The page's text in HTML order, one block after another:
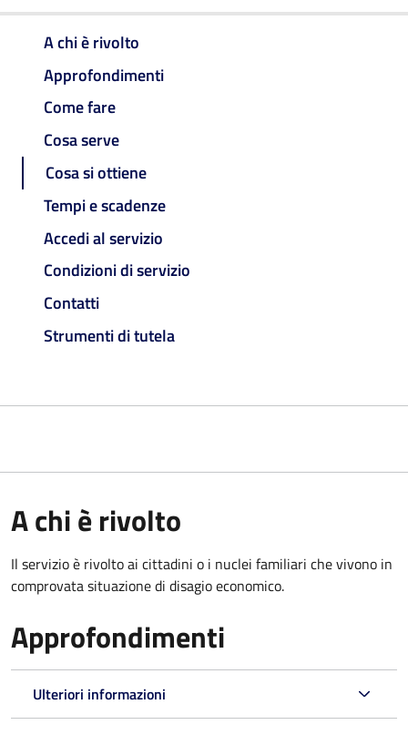
A chi è rivolto
Approfondimenti
Come fare
Cosa serve
Cosa si ottiene
Tempi e scadenze
Accedi al servizio
Condizioni di servizio
Contatti
Strumenti di tutela
A chi è rivolto
Il servizio è rivolto ai cittadini o i nuclei familiari che vivono in
comprovata situazione di disagio economico.
Approfondimenti
Ulteriori informazioni